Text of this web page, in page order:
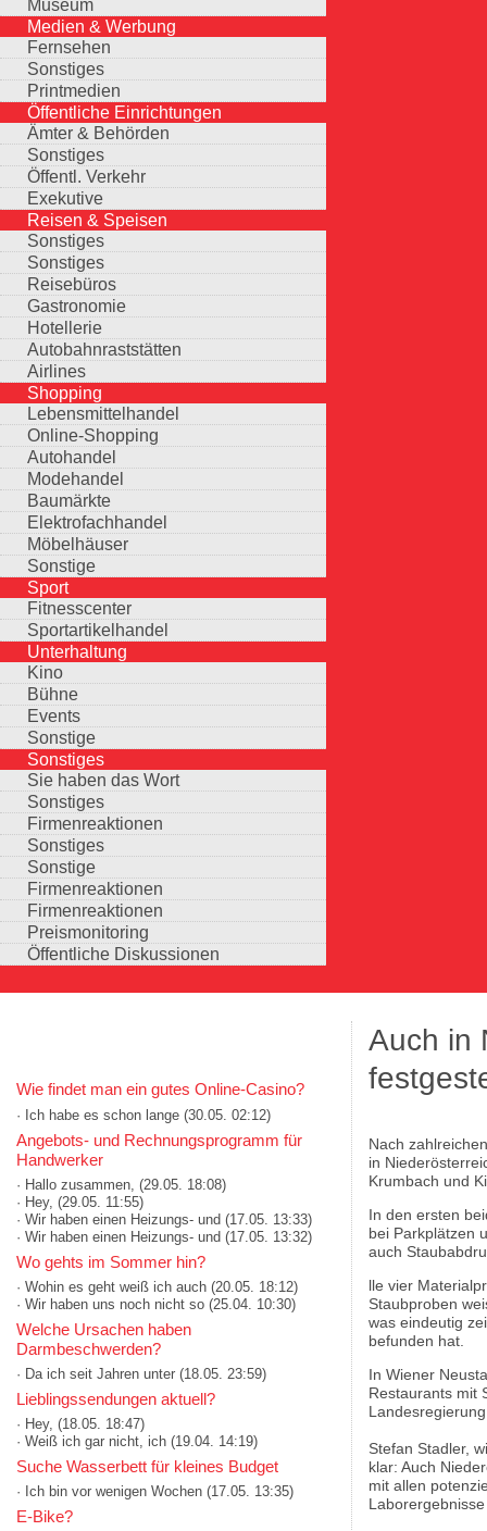
Museum
Medien & Werbung
Fernsehen
Sonstiges
Printmedien
Öffentliche Einrichtungen
Ämter & Behörden
Sonstiges
Öffentl. Verkehr
Exekutive
Reisen & Speisen
Sonstiges
Sonstiges
Reisebüros
Gastronomie
Hotellerie
Autobahnraststätten
Airlines
Shopping
Lebensmittelhandel
Online-Shopping
Autohandel
Modehandel
Baumärkte
Elektrofachhandel
Möbelhäuser
Sonstige
Sport
Fitnesscenter
Sportartikelhandel
Unterhaltung
Kino
Bühne
Events
Sonstige
Sonstiges
Sie haben das Wort
Sonstiges
Firmenreaktionen
Sonstiges
Sonstige
Firmenreaktionen
Firmenreaktionen
Preismonitoring
Öffentliche Diskussionen
Wie findet man ein gutes Online-Casino?
· Ich habe es schon lange (30.05. 02:12)
Angebots- und Rechnungsprogramm für
Handwerker
· Hallo zusammen, (29.05. 18:08)
· Hey, (29.05. 11:55)
· Wir haben einen Heizungs- und (17.05. 13:33)
· Wir haben einen Heizungs- und (17.05. 13:32)
Wo gehts im Sommer hin?
· Wohin es geht weiß ich auch (20.05. 18:12)
· Wir haben uns noch nicht so (25.04. 10:30)
Welche Ursachen haben
Darmbeschwerden?
· Da ich seit Jahren unter (18.05. 23:59)
Lieblingssendungen aktuell?
· Hey, (18.05. 18:47)
· Weiß ich gar nicht, ich (19.04. 14:19)
Suche Wasserbett für kleines Budget
· Ich bin vor wenigen Wochen (17.05. 13:35)
E-Bike?
Auch in
Nach
in
Krumbach und
In den ersten
bei Parkplätzen
auch
lle vier
Staubproben
was eindeutig
befunden hat.
In Wiener
Restaurants mit
Stefan Stadler,
klar: Auch
mit allen
Auswahlmöglichkeiten